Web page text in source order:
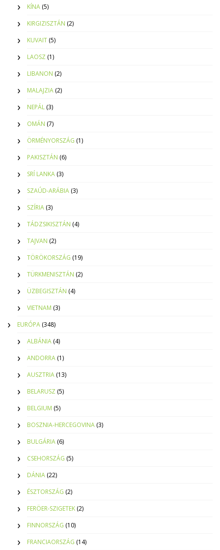
KÍNA (5)
KIRGIZISZTÁN (2)
KUVAIT (5)
LAOSZ (1)
LIBANON (2)
MALAJZIA (2)
NEPÁL (3)
OMÁN (7)
ÖRMÉNYORSZÁG (1)
PAKISZTÁN (6)
SRÍ LANKA (3)
SZAÚD-ARÁBIA (3)
SZÍRIA (3)
TÁDZSIKISZTÁN (4)
TAJVAN (2)
TÖRÖKORSZÁG (19)
TÜRKMENISZTÁN (2)
ÜZBEGISZTÁN (4)
VIETNAM (3)
EURÓPA (348)
ALBÁNIA (4)
ANDORRA (1)
AUSZTRIA (13)
BELARUSZ (5)
BELGIUM (5)
BOSZNIA-HERCEGOVINA (3)
BULGÁRIA (6)
CSEHORSZÁG (5)
DÁNIA (22)
ÉSZTORSZÁG (2)
FERÖER-SZIGETEK (2)
FINNORSZÁG (10)
FRANCIAORSZÁG (14)